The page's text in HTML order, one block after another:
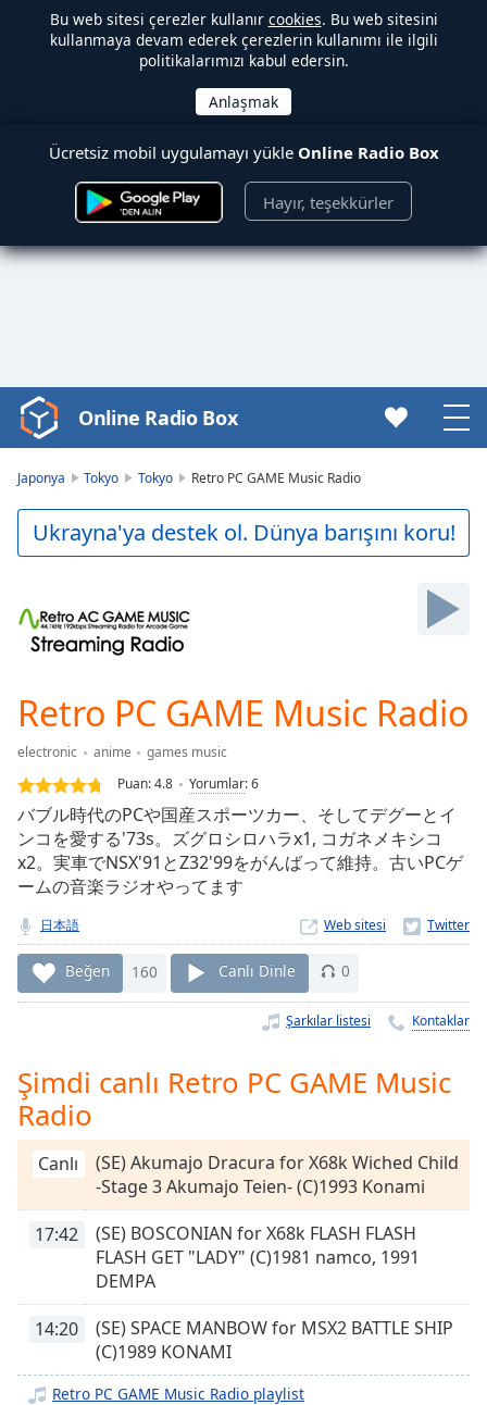
Bu web sitesi çerezler kullanır cookies. Bu web sitesini
kullanmaya devam ederek çerezlerin kullanımı ile ilgili
politikalarımızı kabul edersin.
Ücretsiz mobil uygulamayı yükle Online Radio Box
Hayır, teşekkürler
Video
Player
Play
Video
Backward
Skip
Forward
Current
Time0:00
Loaded:
0.00%
Stream
Type LIVE
Seek to
currently
behind
liveLIVE
Remaining
Time-
Playback
Rate
Chapters
Chapters
Descriptions
descriptions
off,
selected
Subtitles
Online Radio Box
Japonya Tokyo Tokyo Retro PC GAME Music Radio
Ukrayna'ya destek ol. Dünya barışını koru!
Retro PC GAME Music Radio
electronic anime
games music
Puan:4.8 Yorumlar:6
バブル時代のPCや国産スポーツカー、そしてデグーとイ
ンコを愛する'73s。ズグロシロハラx1, コガネメキシコ
x2。実車でNSX'91とZ32'99をがんばって維持。古いPCゲ
ームの音楽ラジオやってます
日本語 Web sitesi
Beğen 160 Canlı Dinle 0
Şarkılar listesi Kontaklar
Şimdi canlı Retro PC GAME Music
Radio
Canlı
(SE) Akumajo Dracura for X68k Wiched Child
-Stage 3 Akumajo Teien- (C)1993 Konami
17:42
(SE) BOSCONIAN for X68k FLASH FLASH
FLASH GET "LADY" (C)1981 namco, 1991
DEMPA
14:20
(SE) SPACE MANBOW for MSX2 BATTLE SHIP
(C)1989 KONAMI
Retro PC GAME Music Radio playlist